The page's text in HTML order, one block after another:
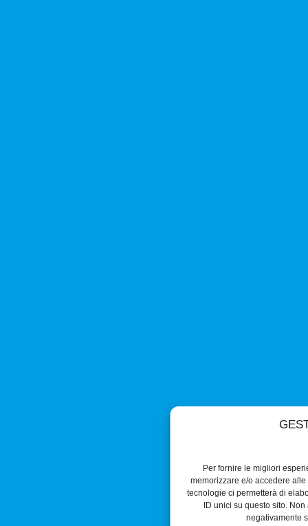
Per fornire le migliori
memorizzare e/o accedere
tecnologie ci permetterà di
ID unici su questo sito.
negativamente